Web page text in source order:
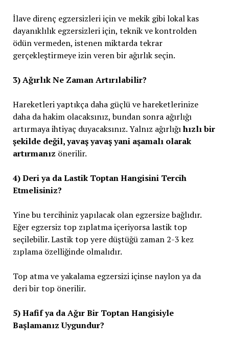
İlave direnç egzersizleri için ve mekik gibi lokal kas
dayanıklılık egzersizleri için, teknik ve kontrolden
ödün vermeden, istenen miktarda tekrar
gerçekleştirmeye izin veren bir ağırlık seçin.
3) Ağırlık Ne Zaman Artırılabilir?
Hareketleri yaptıkça daha güçlü ve hareketlerinize
daha da hakim olacaksınız, bundan sonra ağırlığı
artırmaya ihtiyaç duyacaksınız. Yalnız ağırlığıhızlı bir
şekilde değil, yavaş yavaş yani aşamalı olarak
artırmanız önerilir.
4) Deri ya da Lastik Toptan Hangisini Tercih
Etmelisiniz?
Yine bu tercihiniz yapılacak olan egzersize bağlıdır.
Eğer egzersiz top zıplatma içeriyorsa lastik top
seçilebilir. Lastik top yere düştüğü zaman 2-3 kez
zıplama özelliğinde olmalıdır.
Top atma ve yakalama egzersizi içinse naylon ya da
deri bir top önerilir.
5) Hafif ya da Ağır Bir Toptan Hangisiyle
Başlamanız Uygundur?